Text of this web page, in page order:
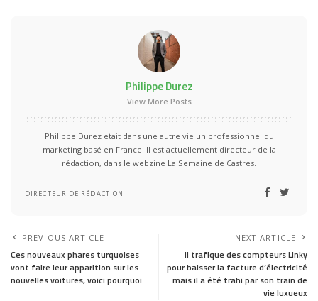
Philippe Durez
View More Posts
Philippe Durez etait dans une autre vie un professionnel du
marketing basé en France. Il est actuellement directeur de la
rédaction, dans le webzine La Semaine de Castres.
DIRECTEUR DE RÉDACTION
PREVIOUS ARTICLE
Ces nouveaux phares turquoises
vont faire leur apparition sur les
nouvelles voitures, voici pourquoi
NEXT ARTICLE
Il trafique des compteurs Linky
pour baisser la facture d’électricité
mais il a été trahi par son train de
vie luxueux